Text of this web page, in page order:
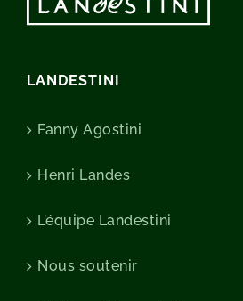
LANDESTINI
Fanny Agostini
Henri Landes
L’équipe Landestini
Nous soutenir